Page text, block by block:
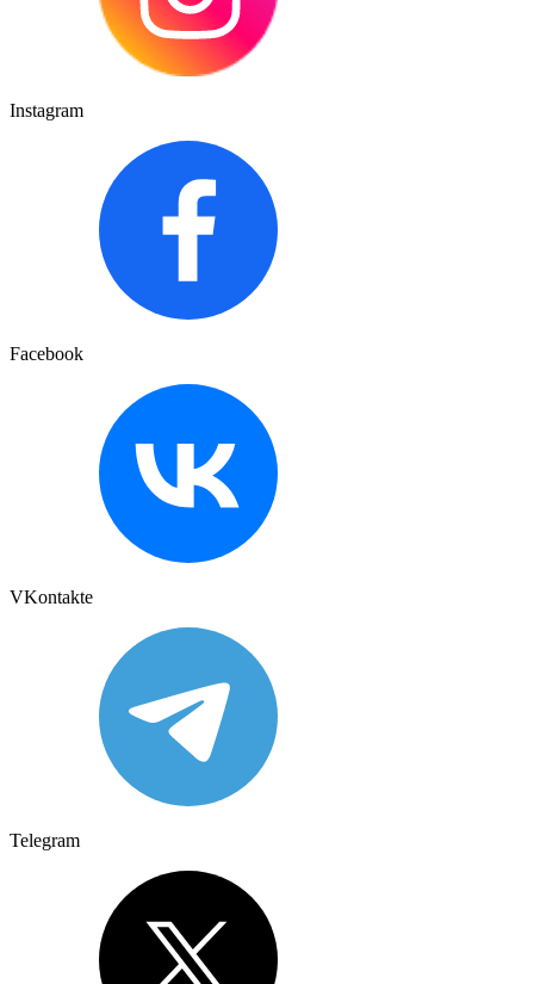
Instagram
Facebook
VKontakte
Telegram